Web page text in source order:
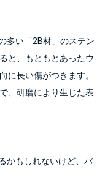
と、もともとあったウ
に長い傷がつきます。
、研磨により生じた表